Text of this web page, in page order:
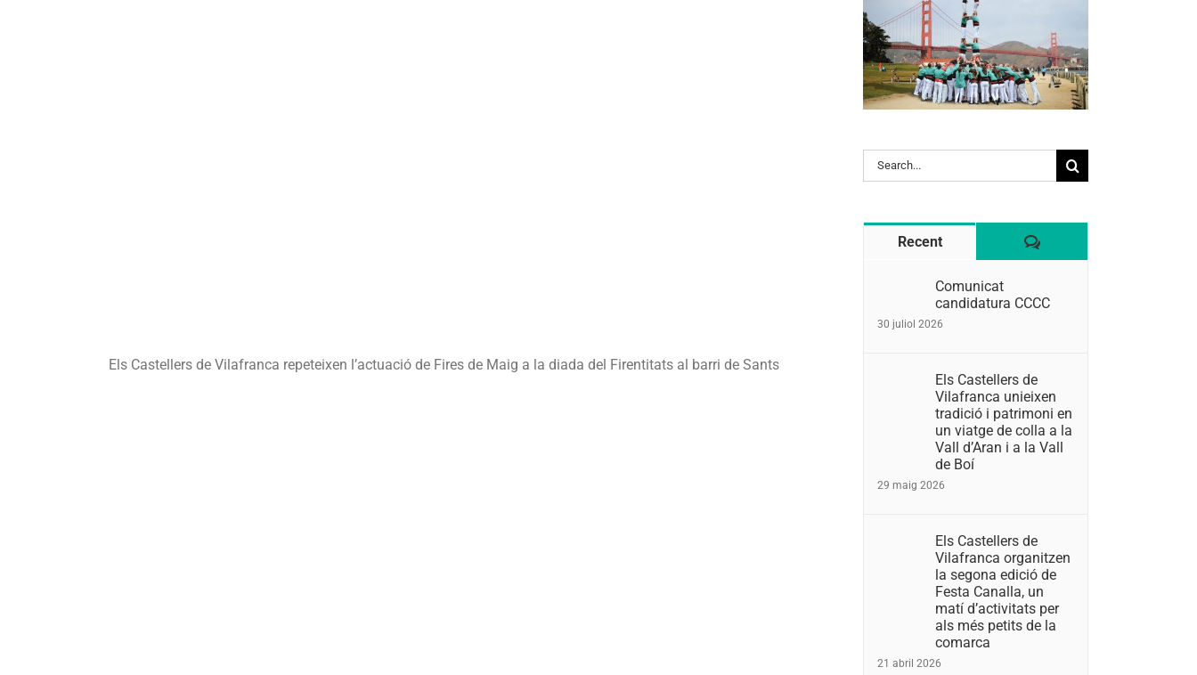
Els Castellers de Vilafranca repeteixen l’actuació de Fires de Maig a la diada del Firentitats al barri de Sants
Search
for:
Recent Comentaris
Comunicat
candidatura CCCC
30 juliol 2026
Els Castellers de
Vilafranca unieixen
tradició i patrimoni en
un viatge de colla a la
Vall d’Aran i a la Vall
de Boí
29 maig 2026
Els Castellers de
Vilafranca organitzen
la segona edició de
Festa Canalla, un
matí d’activitats per
als més petits de la
comarca
21 abril 2026